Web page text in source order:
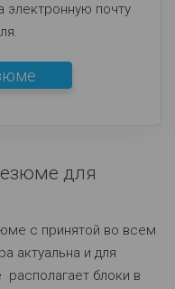
электронную почту
для
с принятой во всем
актуальна и для
блоки в